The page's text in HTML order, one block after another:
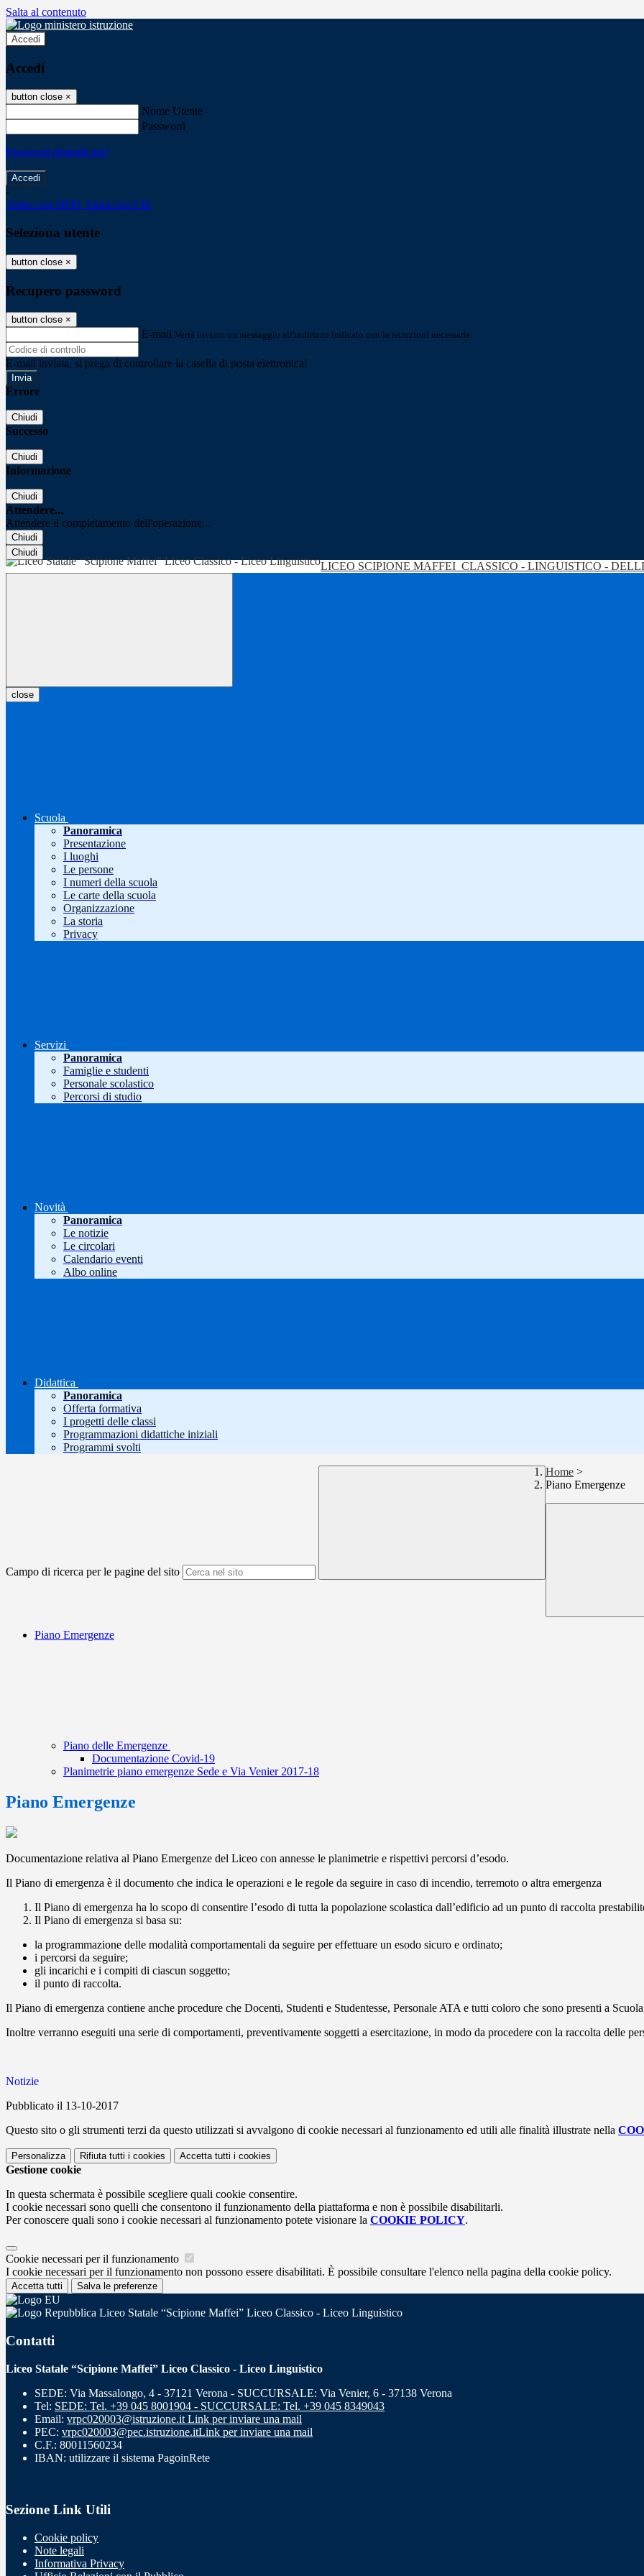
Salta al contenuto
Accedi
Accedi
button close ×
Nome Utente
Password
Password dimenticata?
-
Entra con SPID Entra con CIE
Seleziona utente
button close ×
Recupero password
button close ×
E-mail Verrà inviato un messaggio all'indirizzo indicato con le istruzioni necessarie.
E-mail inviata, si prega di controllare la casella di posta elettronica!
Errore
Chiudi
Successo
Chiudi
Informazione
Chiudi
Attendere...
Attendere il completamento dell'operazione...
Chiudi
Chiudi
LICEO SCIPIONE MAFFEI CLASSICO - LINGUISTICO -
close
Scuola
Panoramica
Presentazione
I luoghi
Le persone
I numeri della scuola
Le carte della scuola
Organizzazione
La storia
Privacy
Servizi
Panoramica
Famiglie e studenti
Personale scolastico
Percorsi di studio
Novità
Panoramica
Le notizie
Le circolari
Calendario eventi
Albo online
Didattica
Panoramica
Offerta formativa
I progetti delle classi
Programmazioni didattiche iniziali
Programmi svolti
Campo di ricerca per le pagine del sito
Home >
Piano Emergenze
Piano Emergenze
Piano delle Emergenze
Documentazione Covid-19
Planimetrie piano emergenze Sede e Via Venier 2017-18
Piano Emergenze
Documentazione relativa al Piano Emergenze del Liceo con annesse le planimetrie e rispettivi percorsi d’esodo.
Il Piano di emergenza è il documento che indica le operazioni e le regole da seguire in caso di incendio, terremoto o altra emergenza
Il Piano di emergenza ha lo scopo di consentire l’esodo di tutta la popolazione scolastica dall’edificio ad un punto di raccolta
Il Piano di emergenza si basa su:
la programmazione delle modalità comportamentali da seguire per effettuare un esodo sicuro e ordinato;
i percorsi da seguire;
gli incarichi e i compiti di ciascun soggetto;
il punto di raccolta.
Il Piano di emergenza contiene anche procedure che Docenti, Studenti e Studentesse, Personale ATA e tutti coloro che sono presenti a
Inoltre verranno eseguiti una serie di comportamenti, preventivamente soggetti a esercitazione, in modo da procedere con la raccolta delle
Notizie
Pubblicato il 13-10-2017
Questo sito o gli strumenti terzi da questo utilizzati si avvalgono di cookie necessari al funzionamento ed utili alle finalità illustrate nella
Personalizza Rifiuta tutti i cookies Accetta tutti i cookies
Gestione cookie
In questa schermata è possibile scegliere quali cookie consentire.
I cookie necessari sono quelli che consentono il funzionamento della piattaforma e non è possibile disabilitarli.
Per conoscere quali sono i cookie necessari al funzionamento potete visionare la COOKIE POLICY.
Cookie necessari per il funzionamento
I cookie necessari per il funzionamento non possono essere disabilitati. È possibile consultare l'elenco nella pagina della cookie policy.
Accetta tutti Salva le preferenze
Liceo Statale “Scipione Maffei” Liceo Classico - Liceo Linguistico
Contatti
Liceo Statale “Scipione Maffei” Liceo Classico - Liceo Linguistico
SEDE: Via Massalongo, 4 - 37121 Verona - SUCCURSALE: Via Venier, 6 - 37138 Verona
Tel: SEDE: Tel. +39 045 8001904 - SUCCURSALE: Tel. +39 045 8349043
Email: vrpc020003@istruzione.it Link per inviare una mail
PEC: vrpc020003@pec.istruzione.itLink per inviare una mail
C.F.: 80011560234
IBAN: utilizzare il sistema PagoinRete
Sezione Link Utili
Cookie policy
Note legali
Informativa Privacy